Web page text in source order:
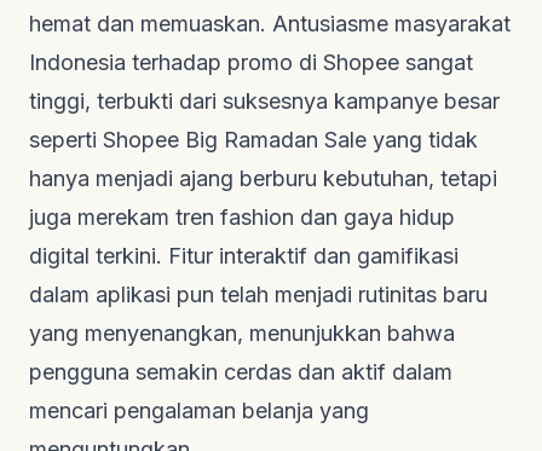
hemat dan memuaskan. Antusiasme masyarakat
Indonesia terhadap promo di Shopee sangat
tinggi, terbukti dari suksesnya kampanye besar
seperti Shopee Big Ramadan Sale yang tidak
hanya menjadi ajang berburu kebutuhan, tetapi
juga merekam tren fashion dan gaya hidup
digital terkini. Fitur interaktif dan gamifikasi
dalam aplikasi pun telah menjadi rutinitas baru
yang menyenangkan, menunjukkan bahwa
pengguna semakin cerdas dan aktif dalam
mencari pengalaman belanja yang